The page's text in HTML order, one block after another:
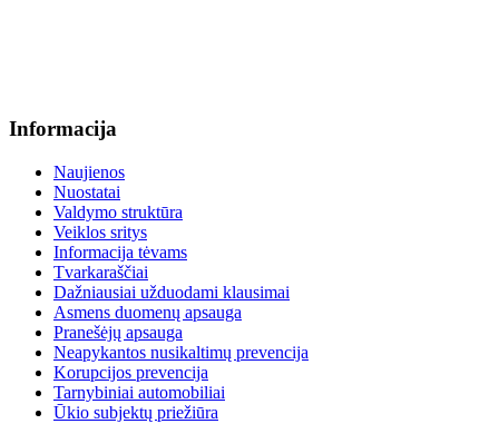
Informacija
Naujienos
Nuostatai
Valdymo struktūra
Veiklos sritys
Informacija tėvams
Tvarkaraščiai
Dažniausiai užduodami klausimai
Asmens duomenų apsauga
Pranešėjų apsauga
Neapykantos nusikaltimų prevencija
Korupcijos prevencija
Tarnybiniai automobiliai
Ūkio subjektų priežiūra